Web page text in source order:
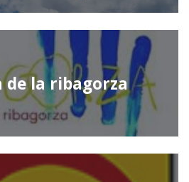
de la ribagorza